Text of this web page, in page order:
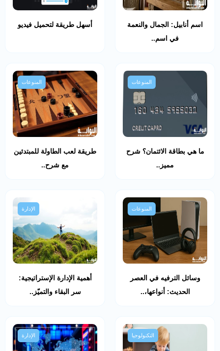
اسم أنابيل: الجمال والنعمة
في اسم..
أسهل طريقة لتحميل فيديو
المنوعات
ما هي بطاقة الائتمان؟ شرح
مميز..
المنوعات
طريقة لعب الطاولة للمبتدئين
مع شرح..
المنوعات
وسائل الترفيه في العصر
الحديث: أنواعها،..
الإدارة
أهمية الإدارة الإستراتيجية:
سر البقاء والتميّز..
التكنولوجيا الإدارة